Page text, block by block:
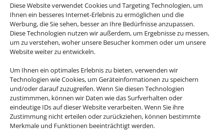
Diese Website verwendet Cookies und Targeting Technologien, um
Ihnen ein besseres Internet-Erlebnis zu ermöglichen und die
Werbung, die Sie sehen, besser an Ihre Bedürfnisse anzupassen.
Diese Technologien nutzen wir außerdem, um Ergebnisse zu messen,
um zu verstehen, woher unsere Besucher kommen oder um unsere
Website weiter zu entwickeln.
Um Ihnen ein optimales Erlebnis zu bieten, verwenden wir
Technologien wie Cookies, um Geräteinformationen zu speichern
und/oder darauf zuzugreifen. Wenn Sie diesen Technologien
zustimmmen, können wir Daten wie das Surfverhalten oder
eindeutige IDs auf dieser Website verarbeiten. Wenn Sie ihre
Zustimmung nicht erteilen oder zurückziehen, können bestimmte
Merkmale und Funktionen beeinträchtigt werden.
Klassenfahrten